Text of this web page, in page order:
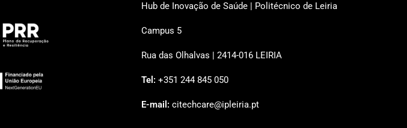
Hub de Inovação de Saúde | Politécnico de Leiria
Campus 5
Rua das Olhalvas | 2414-016 LEIRIA
Tel: +351 244 845 050
E-mail: citechcare@ipleiria.pt